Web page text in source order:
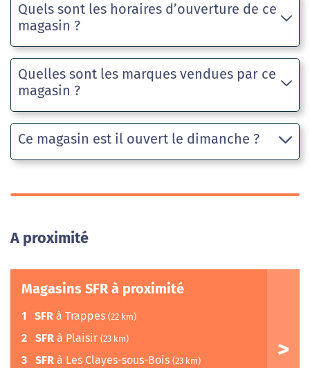
Quels sont les horaires d’ouverture de ce
magasin ?
Quelles sont les marques vendues par ce
magasin ?
Ce magasin est il ouvert le dimanche ?
A proximité
Magasins SFR à proximité
1 SFR à Trappes (22 km)
2 SFR à Plaisir (23 km)
3 SFR à Les Clayes-sous-Bois (23 km)